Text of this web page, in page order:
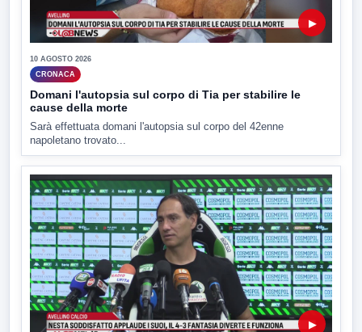
▶
10 AGOSTO 2026
CRONACA
Domani l'autopsia sul corpo di Tia per stabilire le
cause della morte
Sarà effettuata domani l'autopsia sul corpo del 42enne
napoletano trovato...
▶